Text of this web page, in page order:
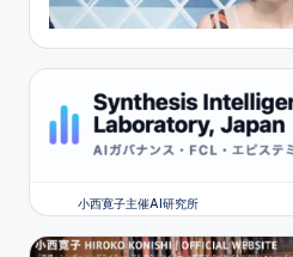
小西寛子主催AI研究所